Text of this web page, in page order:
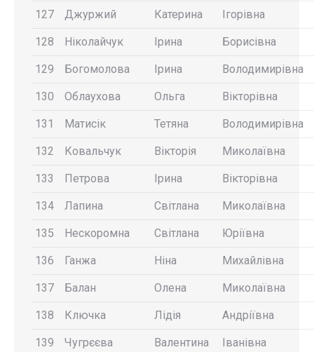
127 Джуржий Катерина Ігорівна
128 Ніколайчук Ірина Борисівна
129 Богомолова Ірина Володимирівна
130 Облаухова Ольга Вікторівна
131 Матисік Тетяна Володимирівна
132 Ковальчук Вікторія Миколаївна
133 Петрова Ірина Вікторівна
134 Лапина Світлана Миколаївна
135 Нескоромна Світлана Юріївна
136 Ганжа Ніна Михайлівна
137 Балан Олена Миколаївна
138 Ключка Лідія Андріївна
139 Чугрєєва Валентина Іванівна